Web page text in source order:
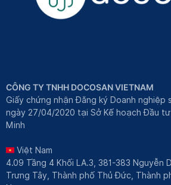
CÔNG TY TNHH DOCOSAN VIETNAM
Giấy chứng nhận Đăng ký Doanh nghiệp
ngày 27/04/2020 tại Sở Kế hoạch Đầu
Minh
Việt Nam
4.09 Tầng 4 Khối LA.3, 381-383 Nguyễn
Trưng Tây, Thành phố Thủ Đức, Thành